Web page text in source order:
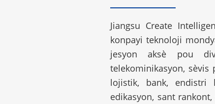
Jiangsu Create
konpayi teknoloji
jesyon aksè pou
telekominikasyon,
lojistik, bank,
edikasyon, sant